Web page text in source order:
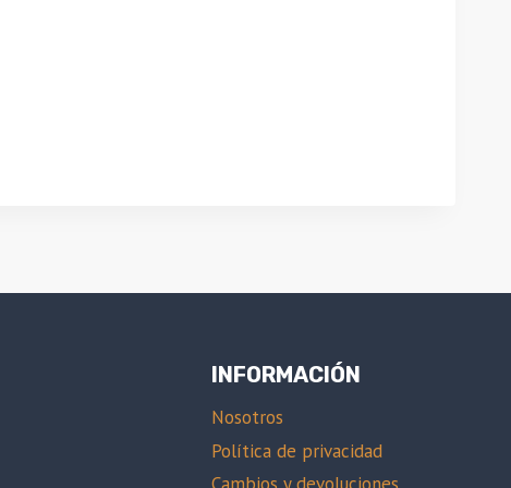
INFORMACIÓN
Nosotros
Política de privacidad